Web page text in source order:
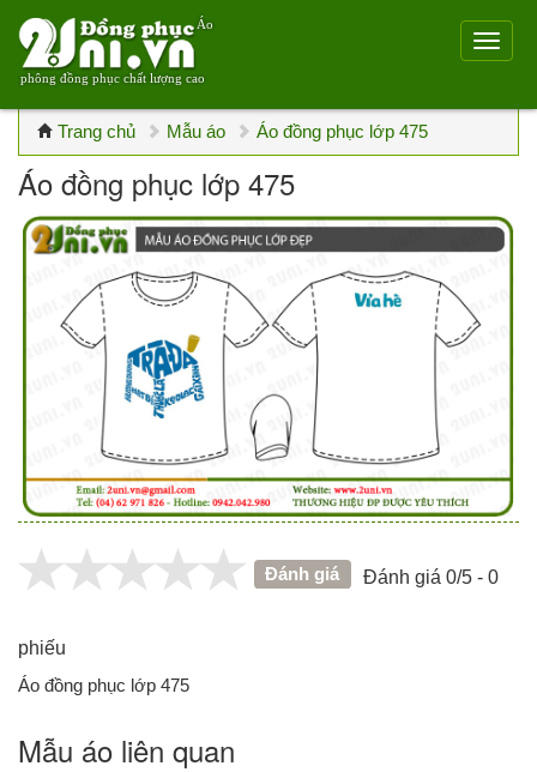
Áo
phông đồng phục chất lượng cao
Trang chủ Mẫu áo Áo đồng phục lớp 475
Áo đồng phục lớp 475
Đánh giá Đánh giá 0/5 - 0
phiếu
Áo đồng phục lớp 475
Mẫu áo liên quan